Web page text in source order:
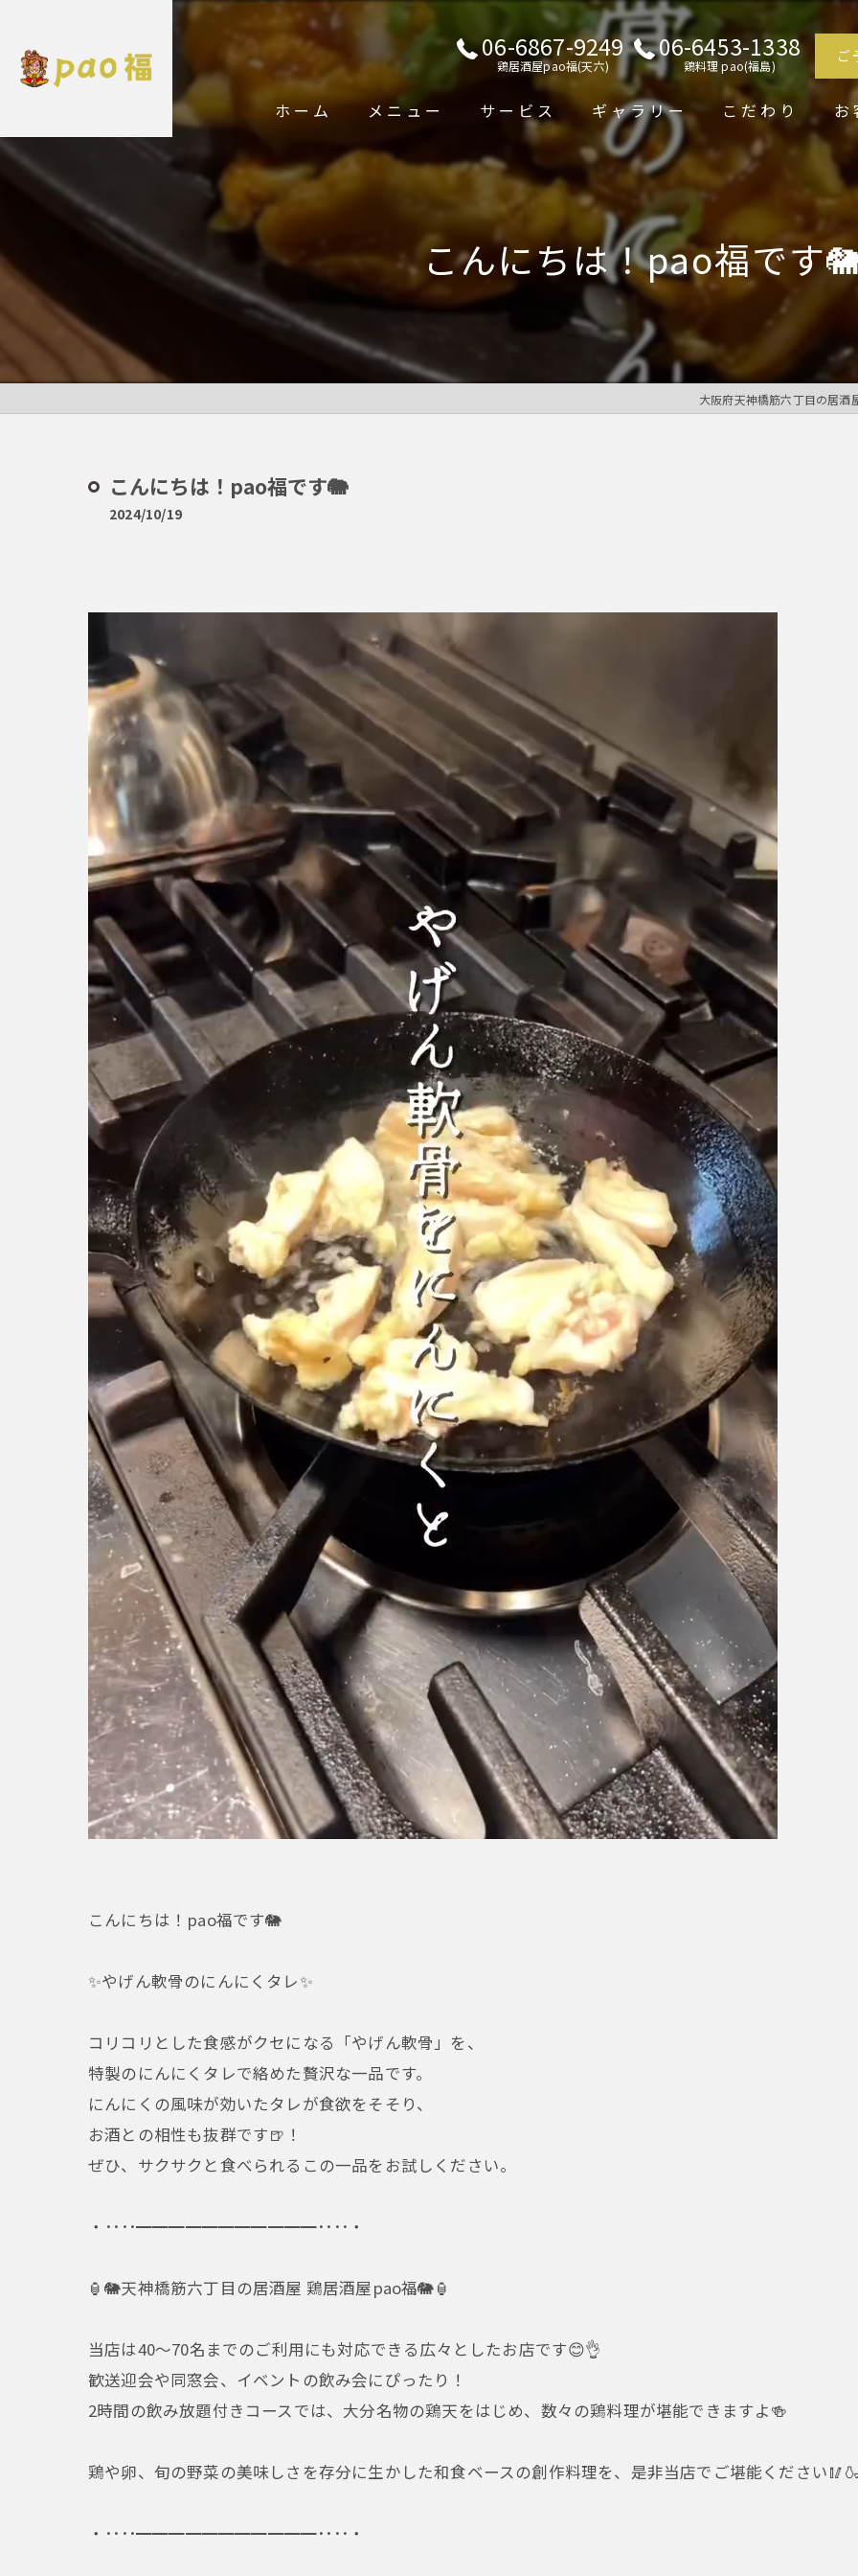
06-6867-9249
鶏居酒屋pao福(天六)
06-6453-1338
鶏料理 pao(福島)
ご
ホーム メニュー サービス ギャラリー こだわり お
こんにちは！pao福です
大阪府天神橋筋六丁目の居
こんにちは！pao福です🐘
2024/10/19
こんにちは！pao福です🐘
✨やげん軟骨のにんにくタレ✨
コリコリとした食感がクセになる「やげん軟骨」を、
特製のにんにくタレで絡めた贅沢な一品です。
にんにくの風味が効いたタレが食欲をそそり、
お酒との相性も抜群です🍺！
ぜひ、サクサクと食べられるこの一品をお試しください。
・････━━━━━━━━━━━････・
🏮🐘天神橋筋六丁目の居酒屋 鶏居酒屋pao福🐘🏮
当店は40～70名までのご利用にも対応できる広々としたお店です😊👌
歓送迎会や同窓会、イベントの飲み会にぴったり！
2時間の飲み放題付きコースでは、大分名物の鶏天をはじめ、数々の鶏料理が堪能できますよ🍻
鶏や卵、旬の野菜の美味しさを存分に生かした和食ベースの創作料理を、是非当店でご堪能ください
・････━━━━━━━━━━━････・